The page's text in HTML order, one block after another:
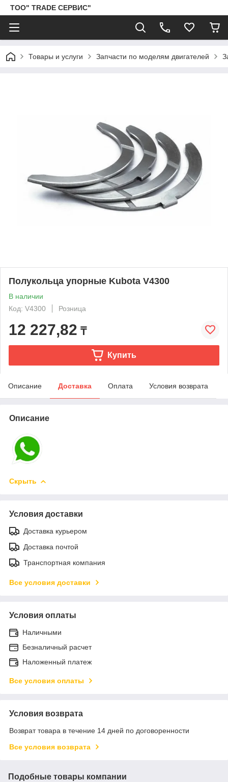
ТОО" TRADE СЕРВИС"
Товары и услуги Запчасти по моделям двигателей
Полукольца упорные Kubota V4300
В наличии
Код: V4300
Розница
12 227,82 ₸
Купить
Описание Доставка Оплата Условия возврата
Описание
Скрыть
Условия доставки
Доставка курьером
Доставка почтой
Транспортная компания
Все условия доставки
Условия оплаты
Наличными
Безналичный расчет
Наложенный платеж
Все условия оплаты
Условия возврата
Возврат товара в течение 14 дней по договоренности
Все условия возврата
Подобные товары компании